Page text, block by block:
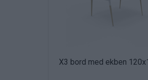
X3 bord med ekben